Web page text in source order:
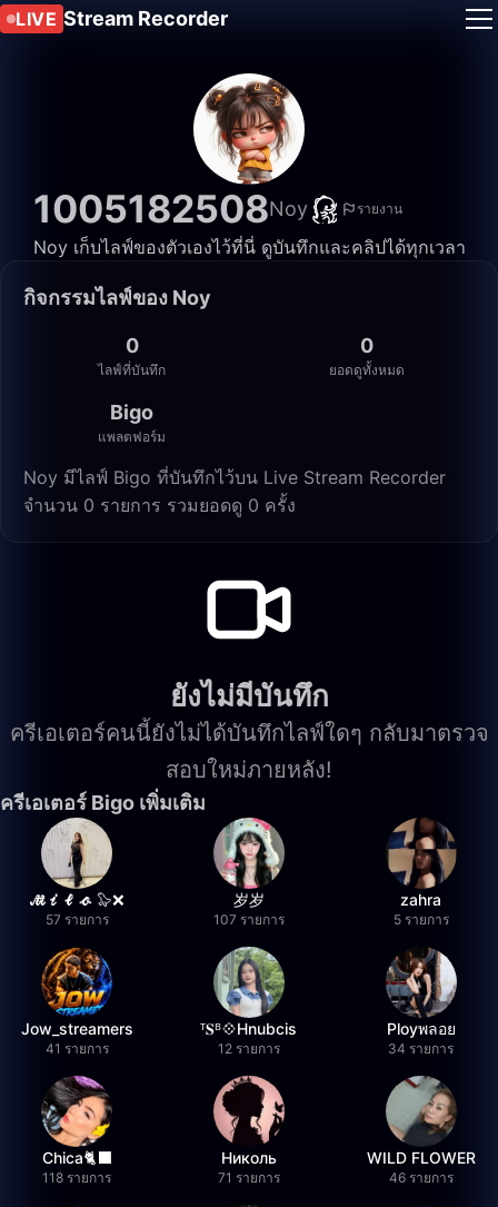
LIVE Stream Recorder
1005182508Noy รายงาน
Noy เก็บไลฟ์ของตัวเองไว้ที่นี่ ดูบันทึกและคลิปได้ทุกเวลา
กิจกรรมไลฟ์ของ Noy
0
ไลฟ์ที่บันทึก
0
ยอดดูทั้งหมด
Bigo
แพลตฟอร์ม
Noy มีไลฟ์ Bigo ที่บันทึกไว้บน Live Stream Recorder
จำนวน 0 รายการ รวมยอดดู 0 ครั้ง
ยังไม่มีบันทึก
ครีเอเตอร์คนนี้ยังไม่ได้บันทึกไลฟ์ใดๆ กลับมาตรวจ
สอบใหม่ภายหลัง!
ครีเอเตอร์ Bigo เพิ่มเติม
𝓜𝓲𝓵𝓸 🦭❌
57 รายการ
岁岁
107 รายการ
zahra
5 รายการ
Jow_streamers
41 รายการ
ᵀ𝐒ᴮ💠Hnubcis
12 รายการ
Ployพลอย
34 รายการ
Chica🐈‍⬛
118 รายการ
Николь
71 รายการ
WILD FLOWER
46 รายการ